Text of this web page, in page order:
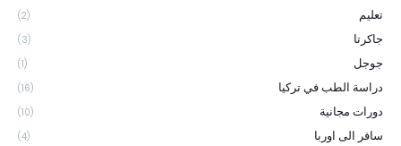
تعليم (2)
جاكرتا (3)
جوجل (1)
دراسة الطب في تركيا (16)
دورات مجانية (10)
سافر الى اوربا (4)